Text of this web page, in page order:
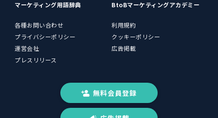
マーケティング用語辞典
BtoBマーケティングアカデミー
各種お問い合わせ
利用規約
プライバシーポリシー
クッキーポリシー
運営会社
広告掲載
プレスリリース
無料会員登録